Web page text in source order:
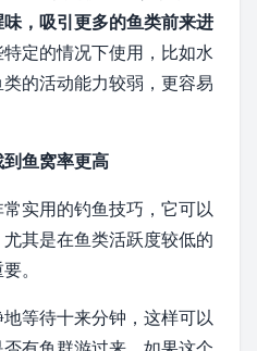
，吸引更多的鱼类前来进
定的情况下使用，比如水
的活动能力较弱，更容易
鱼窝率更高
实用的钓鱼技巧，它可以
其是在鱼类活跃度较低的
。
等待十来分钟，这样可以